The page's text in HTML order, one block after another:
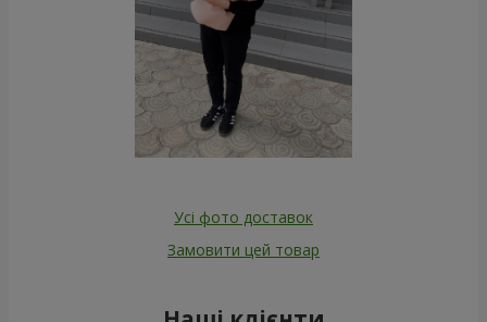
Усі фото доставок
Замовити цей товар